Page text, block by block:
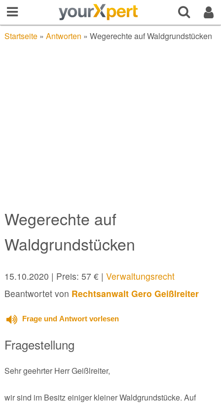
Startseite» Antworten » Wegerechte auf Waldgrundstücken
Wegerechte auf
Waldgrundstücken
15.10.2020 | Preis: 57 € | Verwaltungsrecht
Beantwortet von Rechtsanwalt Gero Geißlreiter
Frage und Antwort vorlesen
Fragestellung
Sehr geehrter Herr Geißlreiter,
wir sind im Besitz einiger kleiner Waldgrundstücke. Auf